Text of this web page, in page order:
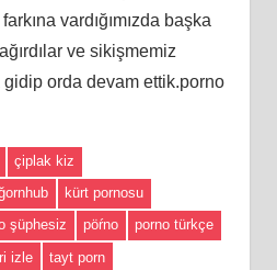
vardığımızda başka
ve sikişmemiz
gidip orda devam ettik.porno
çiplak kiz
kürt pornosu
şüphesiz pöŕno
porno türkçe
izle
tayt porn